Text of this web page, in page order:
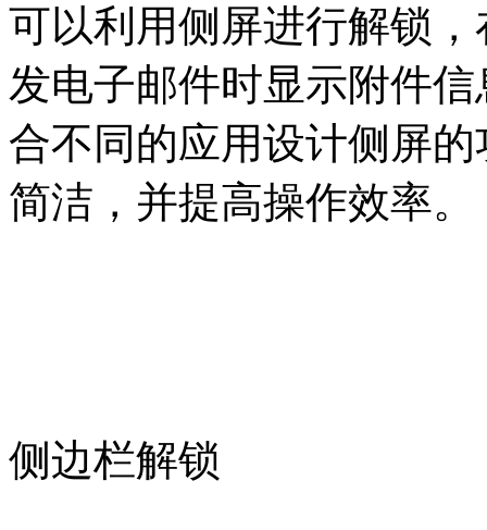
可以利用侧屏进行解锁
发电子邮件时显示附件
合不同的应用设计侧屏
简洁，并提高操作效率。
侧边栏解锁